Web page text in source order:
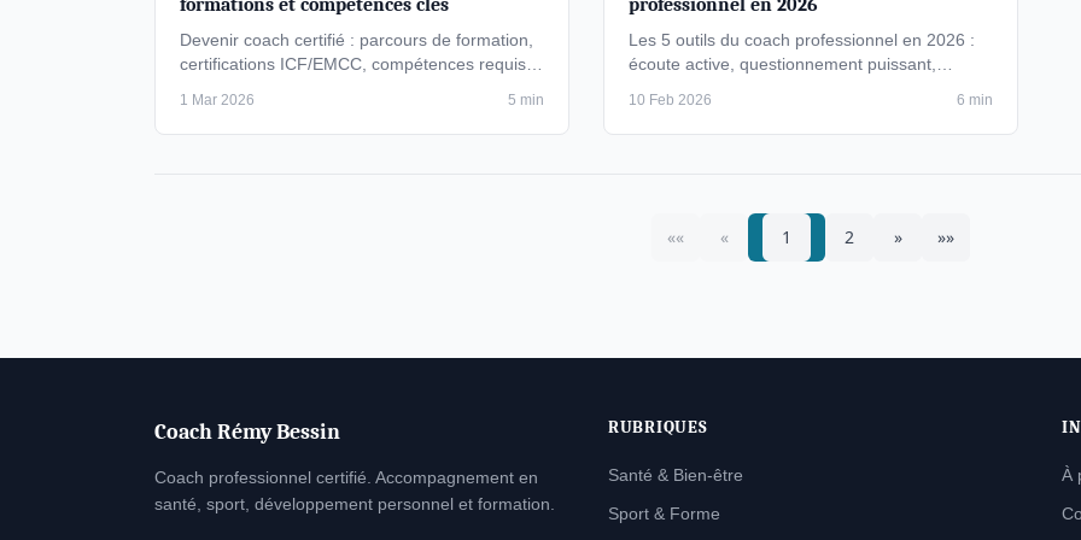
formations et compétences clés
Devenir coach certifié : parcours de formation,
certifications ICF/EMCC, compétences requises
1 Mar 2026 5 min
professionnel en 2026
Les 5 outils du coach professionnel en 2026 :
écoute active, questionnement puissant,
10 Feb 2026 6 min
«« « 1 2 » »»
Coach Rémy Bessin
Coach professionnel certifié. Accompagnement en
santé, sport, développement personnel et formation.
RUBRIQUES
Santé & Bien-être
Sport & Forme
À